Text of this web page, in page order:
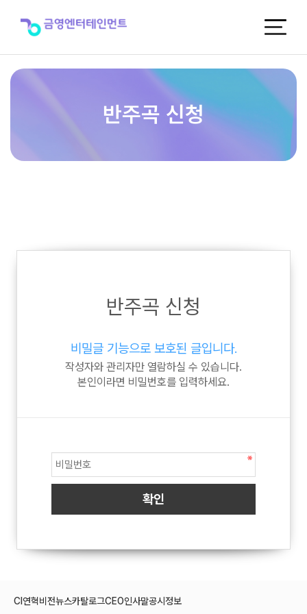
반주곡 신청
반주곡 신청
비밀글 기능으로 보호된 글입니다.
작성자와 관리자만 열람하실 수 있습니다.
본인이라면 비밀번호를 입력하세요.
CI 연혁비전뉴스카탈로그CEO인사말공시정보